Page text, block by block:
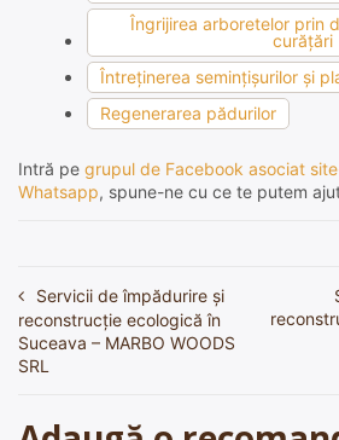
Îngrijirea arboretelor prin
curăţări
Întreţinerea seminţişurilor şi
Regenerarea pădurilor
Intră pe grupul de Facebook asociat
Whatsapp, spune-ne cu ce te putem
Navigare
în
articole
Servicii de împădurire și
reconstrucție ecologică în
Suceava – MARBO WOODS
SRL